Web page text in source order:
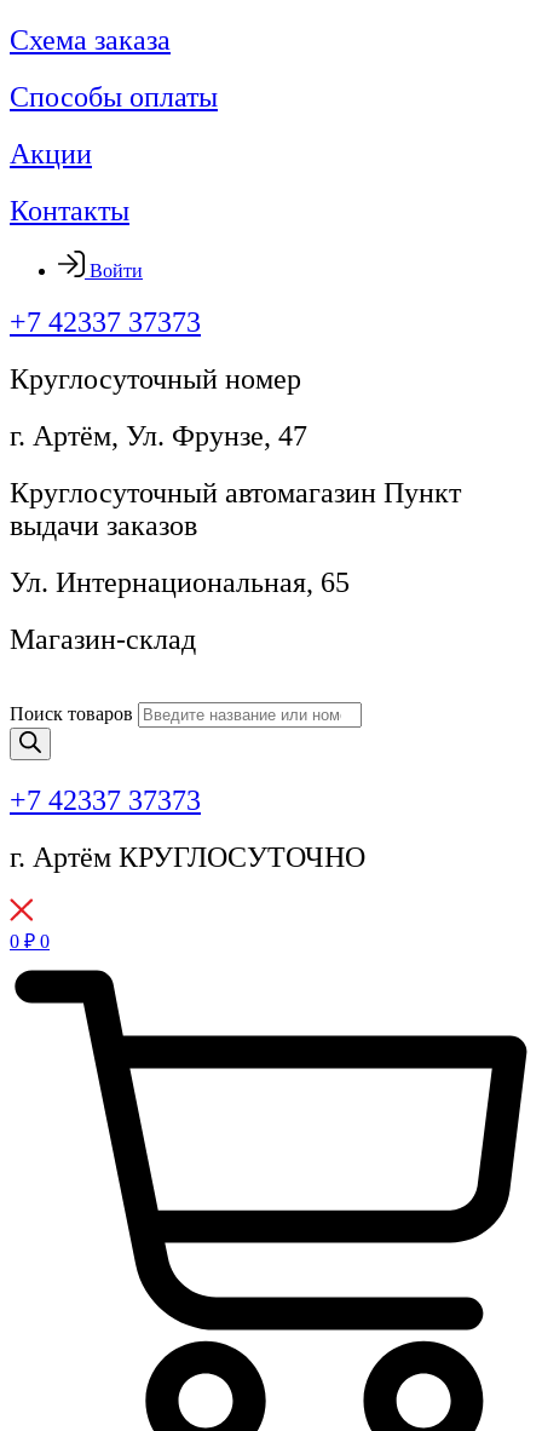
Схема заказа
Способы оплаты
Акции
Контакты
Войти
+7 42337 37373
Круглосуточный номер
г. Артём, ​Ул. Фрунзе, 47
Круглосуточный автомагазин Пункт
выдачи заказов
Ул. Интернациональная, 65
Магазин-склад
Поиск товаров
+7 42337 37373
г. Артём КРУГЛОСУТОЧНО
0 ₽ 0